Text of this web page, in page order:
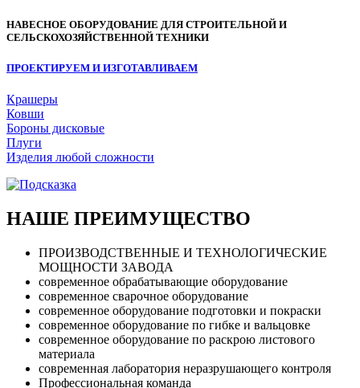
НАВЕСНОЕ ОБОРУДОВАНИЕ ДЛЯ СТРОИТЕЛЬНОЙ И
СЕЛЬСКОХОЗЯЙСТВЕННОЙ ТЕХНИКИ
ПРОЕКТИРУЕМ И ИЗГОТАВЛИВАЕМ
Крашеры
Ковши
Бороны дисковые
Плуги
Изделия любой сложности
НАШЕ ПРЕИМУЩЕСТВО
ПРОИЗВОДСТВЕННЫЕ И ТЕХНОЛОГИЧЕСКИЕ
МОЩНОСТИ ЗАВОДА
современное обрабатывающие оборудование
современное сварочное оборудование
современное оборудование подготовки и покраски
современное оборудование по гибке и вальцовке
современное оборудование по раскрою листового
материала
современная лаборатория неразрушающего контроля
Профессиональная команда